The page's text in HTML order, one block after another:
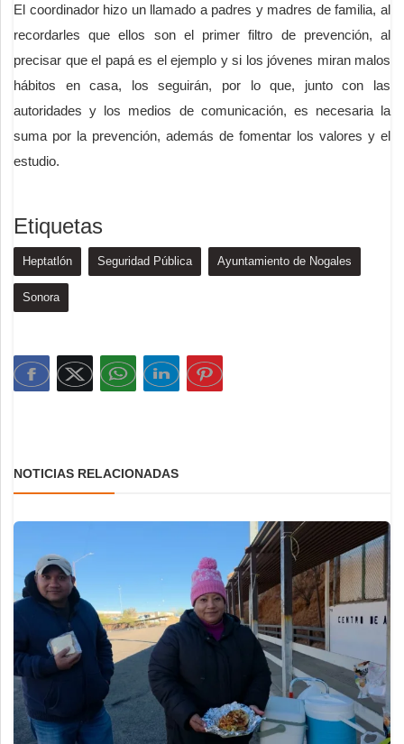
El coordinador hizo un llamado a padres y madres de familia, al
recordarles que ellos son el primer filtro de prevención, al
precisar que el papá es el ejemplo y si los jóvenes miran malos
hábitos en casa, los seguirán, por lo que, junto con las
autoridades y los medios de comunicación, es necesaria la
suma por la prevención, además de fomentar los valores y el
estudio.
Etiquetas
Heptatlón Seguridad Pública Ayuntamiento de Nogales
Sonora
NOTICIAS RELACIONADAS